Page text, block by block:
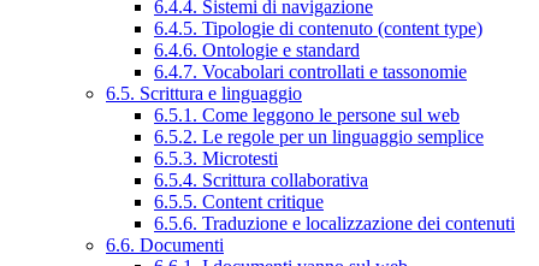
6.4.4. Sistemi di navigazione
6.4.5. Tipologie di contenuto (content type)
6.4.6. Ontologie e standard
6.4.7. Vocabolari controllati e tassonomie
6.5. Scrittura e linguaggio
6.5.1. Come leggono le persone sul web
6.5.2. Le regole per un linguaggio semplice
6.5.3. Microtesti
6.5.4. Scrittura collaborativa
6.5.5. Content critique
6.5.6. Traduzione e localizzazione dei contenuti
6.6. Documenti